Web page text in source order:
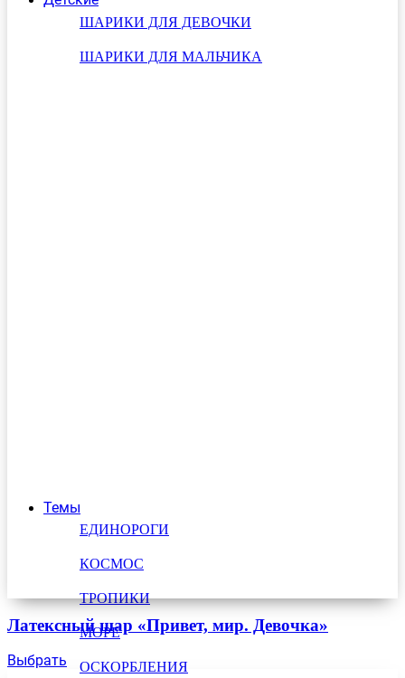
ШАРИКИ ДЛЯ ДЕВОЧКИ
ШАРИКИ ДЛЯ МАЛЬЧИКА
Темы
ЕДИНОРОГИ
КОСМОС
ТРОПИКИ
МОРЕ
ОСКОРБЛЕНИЯ
Латексный шар «Привет, мир. Девочка»
Выбрать